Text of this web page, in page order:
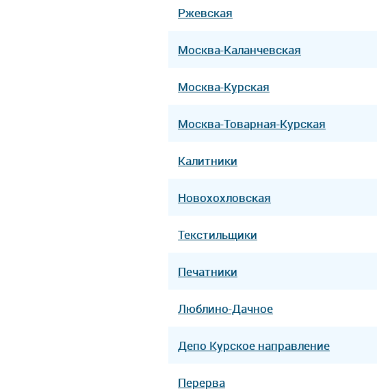
Ржевская
Москва-Каланчевская
Москва-Курская
Москва-Товарная-Курская
Калитники
Новохохловская
Текстильщики
Печатники
Люблино-Дачное
Депо Курcкое направление
Перерва